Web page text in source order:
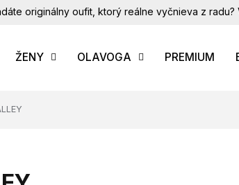
originálny oufit, ktorý reálne vyčnieva z radu?
ŽENY OLAVOGA PREMIUM